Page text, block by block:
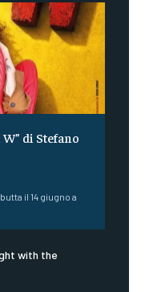
di Stefano
il 14 giugno a
with the